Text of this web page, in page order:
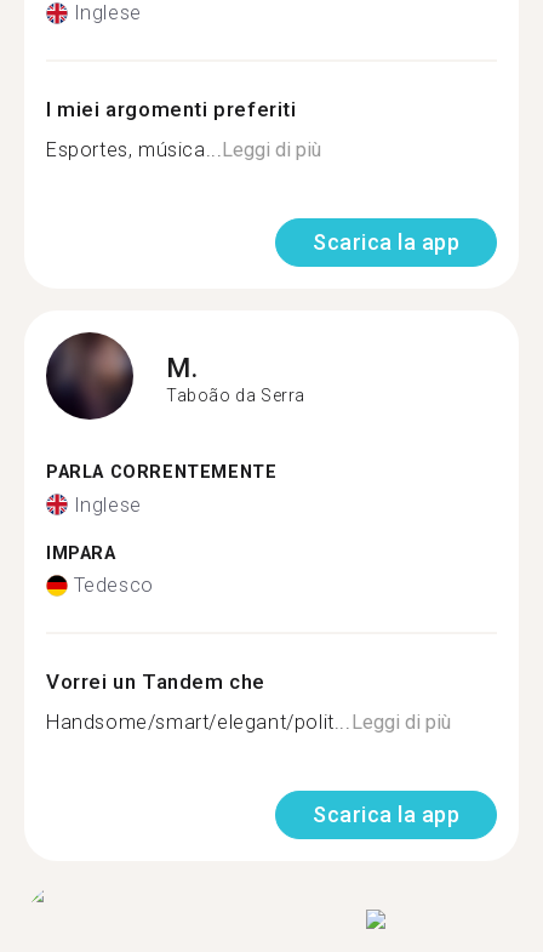
Inglese
I miei argomenti preferiti
Esportes, música...Leggi di più
Scarica la app
M.
Taboão da Serra
PARLA CORRENTEMENTE
Inglese
IMPARA
Tedesco
Vorrei un Tandem che
Handsome/smart/elegant/polit...Leggi di più
Scarica la app